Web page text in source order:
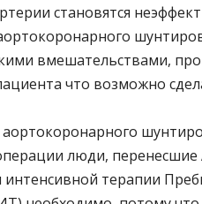
становятся
вмешательствами,
что возможно
аортокоронарного
люди,
терапии